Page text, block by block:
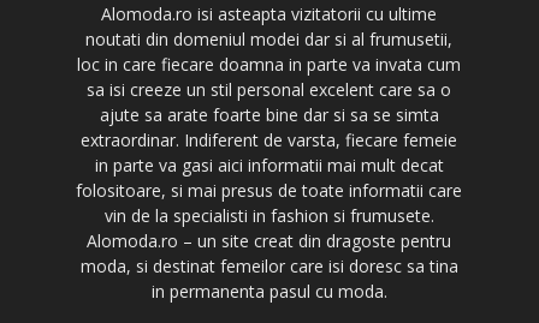
Alomoda.ro isi asteapta vizitatorii cu ultime
noutati din domeniul modei dar si al frumusetii,
loc in care fiecare doamna in parte va invata cum
sa isi creeze un stil personal excelent care sa o
ajute sa arate foarte bine dar si sa se simta
extraordinar. Indiferent de varsta, fiecare femeie
in parte va gasi aici informatii mai mult decat
folositoare, si mai presus de toate informatii care
vin de la specialisti in fashion si frumusete.
Alomoda.ro – un site creat din dragoste pentru
moda, si destinat femeilor care isi doresc sa tina
in permanenta pasul cu moda.